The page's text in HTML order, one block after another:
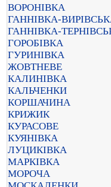
ВОРОНІВКА
ГАННІВКА-
ГАННІВКА-
ГОРОБІВКА
ГУРИНІВКА
ЖОВТНЕВЕ
КАЛИНІВКА
КАЛЬЧЕНКИ
КОРШАЧИНА
КРИЖИК
КУРАСОВЕ
КУЯНІВКА
ЛУЦИКІВКА
МАРКІВКА
МОРОЧА